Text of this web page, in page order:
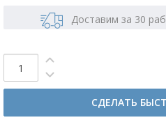
Доставим за 30
СДЕЛАТЬ